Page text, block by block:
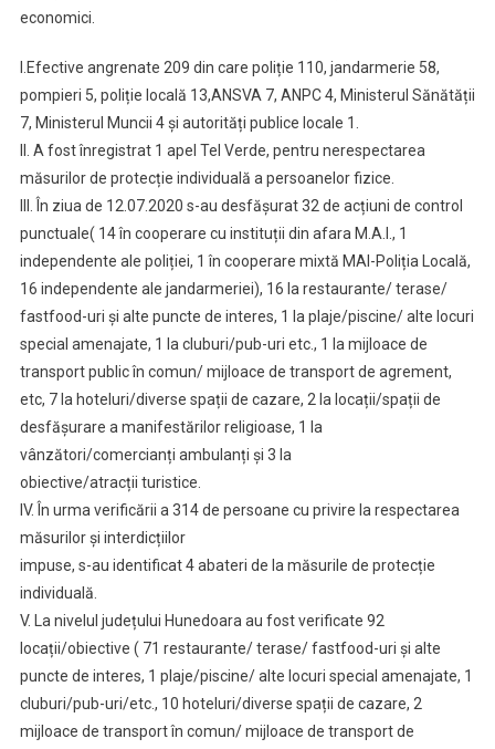
economici.
I.Efective angrenate 209 din care poliție 110, jandarmerie 58,
pompieri 5, poliție locală 13,ANSVA 7, ANPC 4, Ministerul Sănătății
7, Ministerul Muncii 4 și autorități publice locale 1.
II. A fost înregistrat 1 apel Tel Verde, pentru nerespectarea
măsurilor de protecție individuală a persoanelor fizice.
III. În ziua de 12.07.2020 s-au desfășurat 32 de acțiuni de control
punctuale( 14 în cooperare cu instituții din afara M.A.I., 1
independente ale poliției, 1 în cooperare mixtă MAI-Poliția Locală,
16 independente ale jandarmeriei), 16 la restaurante/ terase/
fastfood-uri și alte puncte de interes, 1 la plaje/piscine/ alte locuri
special amenajate, 1 la cluburi/pub-uri etc., 1 la mijloace de
transport public în comun/ mijloace de transport de agrement,
etc, 7 la hoteluri/diverse spații de cazare, 2 la locații/spații de
desfășurare a manifestărilor religioase, 1 la
vânzători/comercianți ambulanți și 3 la
obiective/atracții turistice.
IV. În urma verificării a 314 de persoane cu privire la respectarea
măsurilor și interdicțiilor
impuse, s-au identificat 4 abateri de la măsurile de protecție
individuală.
V. La nivelul județului Hunedoara au fost verificate 92
locații/obiective ( 71 restaurante/ terase/ fastfood-uri și alte
puncte de interes, 1 plaje/piscine/ alte locuri special amenajate, 1
cluburi/pub-uri/etc., 10 hoteluri/diverse spații de cazare, 2
mijloace de transport în comun/ mijloace de transport de